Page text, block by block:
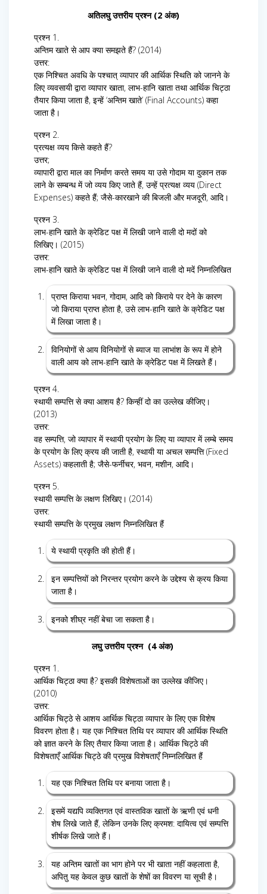
अतिलघु उत्तरीय प्रश्न (2 अंक)
प्रश्न 1.
अन्तिम खाते से आप क्या समझते हैं? (2014)
उत्तर:
एक निश्चित अवधि के पश्चात् व्यापार की आर्थिक स्थिति को जानने के
लिए व्यवसायी द्वारा व्यापार खाता, लाभ-हानि खाता तथा आर्थिक चिट्ठा
तैयार किया जाता है, इन्हें ‘अन्तिम खाते’ (Final Accounts) कहा
जाता है।
प्रश्न 2.
प्रत्यक्ष व्यय किसे कहते हैं?
उत्तर;
व्यापारी द्वारा माल का निर्माण करते समय या उसे गोदाम या दुकान तक
लाने के सम्बन्ध में जो व्यय किए जाते हैं, उन्हें प्रत्यक्ष व्यय (Direct
Expenses) कहते हैं; जैसे-कारखाने की बिजली और मजदूरी, आदि।
प्रश्न 3.
लाभ-हानि खाते के क्रेडिट पक्ष में लिखी जाने वाली दो मदों को
लिखिए। (2015)
उत्तर:
लाभ-हानि खाते के क्रेडिट पक्ष में लिखी जाने वाली दो मदें निम्नलिखित
प्राप्त किराया भवन, गोदाम, आदि को किराये पर देने के कारण
जो किराया प्राप्त होता है, उसे लाभ-हानि खाते के क्रेडिट पक्ष
में लिखा जाता है।
विनियोगों से आय विनियोगों से ब्याज या लाभांश के रूप में होने
वाली आय को लाभ-हानि खाते के क्रेडिट पक्ष में लिखते हैं।
प्रश्न 4.
स्थायी सम्पत्ति से क्या आशय है? किन्हीं दो का उल्लेख कीजिए।
(2013)
उत्तर:
वह सम्पत्ति, जो व्यापार में स्थायी प्रयोग के लिए या व्यापार में लम्बे समय
के प्रयोग के लिए क्रय की जाती है, स्थायी या अचल सम्पत्ति (Fixed
Assets) कहलाती है; जैसे-फर्नीचर, भवन, मशीन, आदि।
प्रश्न 5.
स्थायी सम्पत्ति के लक्षण लिखिए। (2014)
उत्तर:
स्थायी सम्पत्ति के प्रमुख लक्षण निम्नलिखित हैं
ये स्थायी प्रकृति की होती हैं।
इन सम्पत्तियों को निरन्तर प्रयोग करने के उद्देश्य से क्रय किया
जाता है।
इनको शीघ्र नहीं बेचा जा सकता है।
लघु उत्तरीय प्रश्न (4 अंक)
प्रश्न 1.
आर्थिक चिट्ठा क्या है? इसकी विशेषताओं का उल्लेख कीजिए।
(2010)
उत्तर:
आर्थिक चिट्ठे से आशय आर्थिक चिट्ठा व्यापार के लिए एक विशेष
विवरण होता है। यह एक निश्चित तिथि पर व्यापार की आर्थिक स्थिति
को ज्ञात करने के लिए तैयार किया जाता है। आर्थिक चिट्ठे की
विशेषताएँ आर्थिक चिट्ठे की प्रमुख विशेषताएँ निम्नलिखित हैं
यह एक निश्चित तिथि पर बनाया जाता है।
इसमें यद्यपि व्यक्तिगत एवं वास्तविक खातों के ऋणी एवं धनी
शेष लिखे जाते हैं, लेकिन उनके लिए क्रमश: दायित्व एवं सम्पत्ति
शीर्षक लिखे जाते हैं।
यह अन्तिम खातों का भाग होने पर भी खाता नहीं कहलाता है,
अपितु यह केवल कुछ खातों के शेषों का विवरण या सूची है।